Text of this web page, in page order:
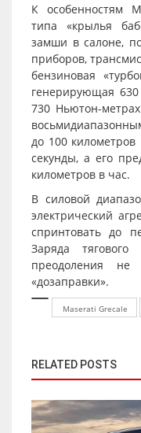
К особенностям
типа «крылья
замши в салоне,
приборов,
бензиновая
генерирующая
730 Ньютон-
до 100
секунды, а его
километров в час.
В силовой
электрический
спринтовать до
Заряда тягового
преодоления
«дозаправки».
Maserati Grecale
RELATED POSTS